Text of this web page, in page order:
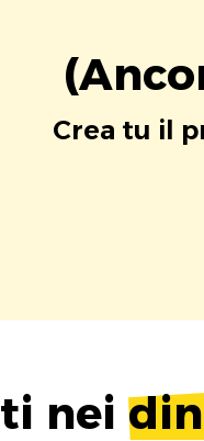
Crea tu il
nei